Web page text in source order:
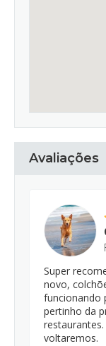
Avaliações
Super
novo,
funcionando
pertinho da
voltaremos.